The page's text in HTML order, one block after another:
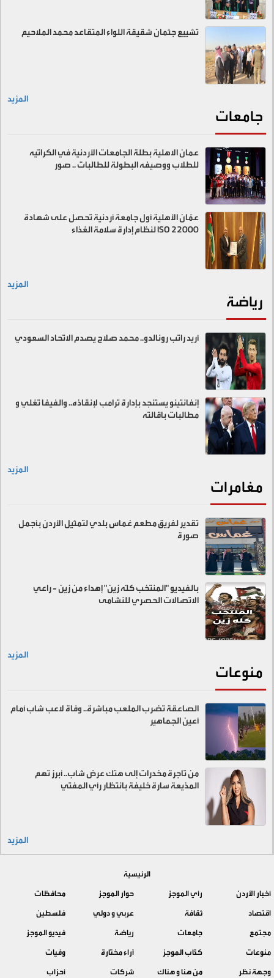
تشييع جثمان شقيقة اللواء المتقاعد محمد الملاحيم
المزيد
جامعات
عمان الاهلية بطلة الجامعات الأردنية في الكراتيه
للطلاب ووصيفه البطولة للطالبات .. صور
عمّان الأهلية أول جامعة أردنية تحصل على شهادة
ISO 22000 لنظام إدارة سلامة الغذاء
المزيد
رياضة
أريد راتب رونالدو.. محمد صلاح يصدم الاتحاد السعودي
إنفانتينو يستنجد بإدارة ترامب لإنقاذه.. والفيفا تغلي و
مطالبات باقالته
المزيد
مغامرات
تقدير لفريق مطعم غماس بلدي لتمثيل الأردن بأجمل
صورة
بالفيديو "المنتخب كلّه زين" إهداء من زين - راعي
الاتصالات الحصري للنشامى
المزيد
منوعات
الصاعقة تضرب الملعب مباشرة.. وفاة لاعب شاب أمام
أعين الجماهير
من تاجرة مخدرات إلى هتك عرض شاب.. أبرز تهم
المذيعة سارة خليفة بانتظار رأي المفتي
المزيد
الرئيسية
أخبار الأردن
رأي الموجز حوار الموجز
محافظات
اقتصاد
ثقافة عربي و دولي
فلسطين
مجتمع
جامعات رياضة
فيديو الموجز
منوعات
كتّاب الموجز آراء مختارة
وفيات
وجهة نظر
من هنا و هناك شركات أحزاب